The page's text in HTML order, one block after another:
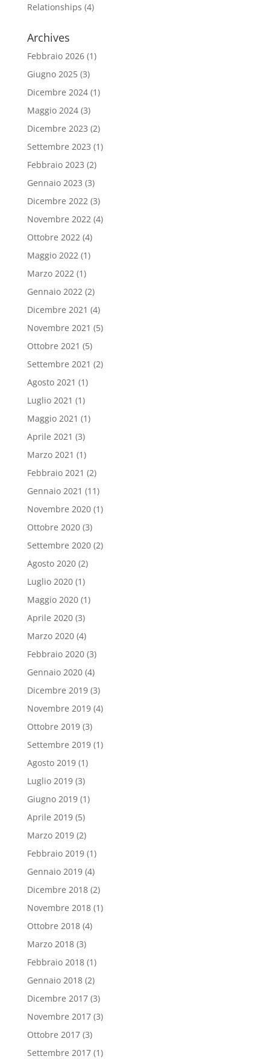
Relationships (4)
Archives
Febbraio 2026(1)
Giugno 2025(3)
Dicembre 2024(1)
Maggio 2024(3)
Dicembre 2023 (2)
Settembre 2023 (1)
Febbraio 2023 (2)
Gennaio 2023 (3)
Dicembre 2022 (3)
Novembre 2022 (4)
Ottobre 2022 (4)
Maggio 2022 (1)
Marzo 2022 (1)
Gennaio 2022 (2)
Dicembre 2021 (4)
Novembre 2021 (5)
Ottobre 2021 (5)
Settembre 2021 (2)
Agosto 2021 (1)
Luglio 2021 (1)
Maggio 2021 (1)
Aprile 2021 (3)
Marzo 2021 (1)
Febbraio 2021 (2)
Gennaio 2021 (11)
Novembre 2020(1)
Ottobre 2020(3)
Settembre 2020(2)
Agosto 2020(2)
Luglio 2020(1)
Maggio 2020(1)
Aprile 2020(3)
Marzo 2020(4)
Febbraio 2020(3)
Gennaio 2020(4)
Dicembre 2019(3)
Novembre 2019(4)
Ottobre 2019(3)
Settembre 2019(1)
Agosto 2019(1)
Luglio 2019(3)
Giugno 2019(1)
Aprile 2019(5)
Marzo 2019(2)
Febbraio 2019(1)
Gennaio 2019(4)
Dicembre 2018(2)
Novembre 2018(1)
Ottobre 2018(4)
Marzo 2018(3)
Febbraio 2018(1)
Gennaio 2018(2)
Dicembre 2017(3)
Novembre 2017(3)
Ottobre 2017(3)
Settembre 2017(1)